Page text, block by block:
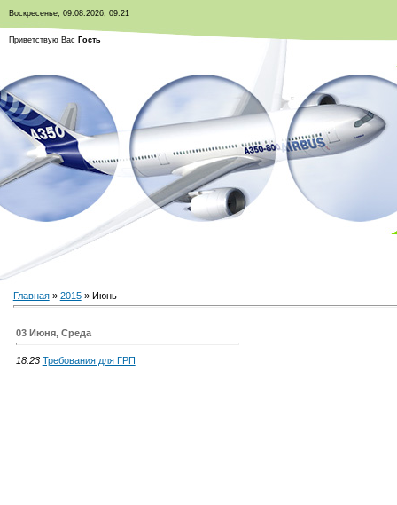
Воскресенье, 09.08.2026, 09:21
Приветствую Вас Гость
Главная» 2015 » Июнь
03 Июня, Среда
18:23 Требования для ГРП